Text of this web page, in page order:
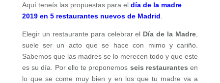
Aquí teneís las propuestas para el día de la madre
2019 en 5 restaurantes nuevos de Madrid
Elegir un restaurante para celebrar el Día de la Madre
suele ser un acto que se hace con mimo y cariño.
Sabemos que las madres se lo merecen todo y que este
es su día. Por ello te proponemos seis restaurantes en
lo que se come muy bien y en los que tu madre va a